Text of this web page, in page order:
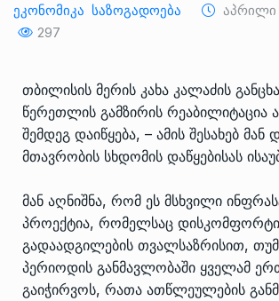
Ეკონომიკა Საზოგადოება
Აპრილი
297
თბილისის მერის კახა კალაძის
წერეთლის გამზირის რეაბილიტაცია
შემდეგ დაიწყება, – ამის შესახებ მან
მთავრობის სხდომის დაწყებისას
მან აღნიშნა, რომ ეს მსხვილი
პროექტია, რომელსაც
გადაადგილების თვალსაზრისით,
პერიოდის განმავლობაში ყველამ
გაიჭირვოს, რათა ათწლეულების